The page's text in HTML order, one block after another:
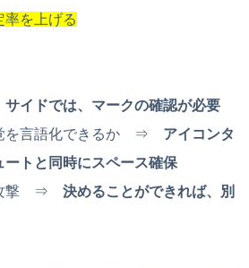
を上げる
サイドでは、マークの確認が必要
を言語化できるか ⇒ アイコンタ
ートと同時にスペース確保
攻撃 ⇒ 決めることができれば、別